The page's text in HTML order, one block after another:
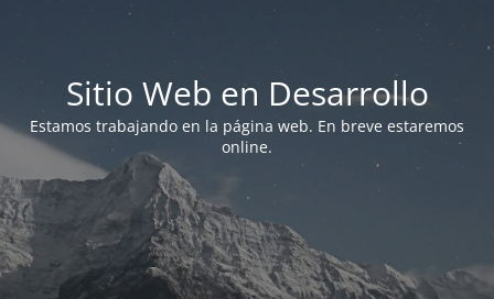
Sitio Web en Desarrollo
Estamos trabajando en la página web. En breve estaremos
online.